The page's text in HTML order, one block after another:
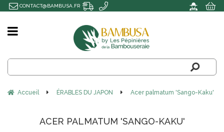
Accueil ÉRABLES DU JAPON Acer palmatum 'Sango-Kaku'
ACER PALMATUM 'SANGO-KAKU'
CONTACT@BAMBUSA.FR